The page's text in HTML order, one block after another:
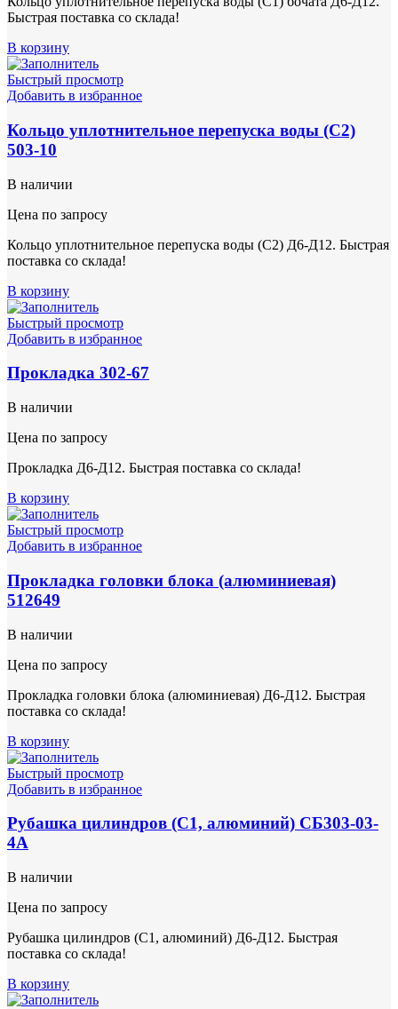
Быстрая поставка со склада!
В корзину
Быстрый просмотр
Добавить в избранное
Кольцо уплотнительное перепуска воды (С2)
503-10
В наличии
Цена по запросу
Кольцо уплотнительное перепуска воды (С2) Д6-Д12. Быстрая
поставка со склада!
В корзину
Быстрый просмотр
Добавить в избранное
Прокладка 302-67
В наличии
Цена по запросу
Прокладка Д6-Д12. Быстрая поставка со склада!
В корзину
Быстрый просмотр
Добавить в избранное
Прокладка головки блока (алюминиевая)
512649
В наличии
Цена по запросу
Прокладка головки блока (алюминиевая) Д6-Д12. Быстрая
поставка со склада!
В корзину
Быстрый просмотр
Добавить в избранное
Рубашка цилиндров (С1, алюминий) СБ303-03-
4А
В наличии
Цена по запросу
Рубашка цилиндров (С1, алюминий) Д6-Д12. Быстрая
поставка со склада!
В корзину